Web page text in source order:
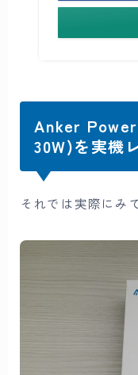
Anker
30W)を実機
それでは実際にみ